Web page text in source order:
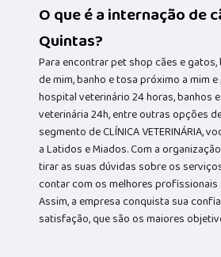
O que é a internação de
Quintas?
Para encontrar pet shop cães e
de mim, banho e tosa próximo a mim
hospital veterinário 24 horas, banhos
veterinária 24h, entre outras opções
segmento de CLÍNICA VETERINÁRIA,
a Latidos e Miados. Com a
tirar as suas dúvidas sobre os
contar com os melhores profissionais
Assim, a empresa conquista sua
satisfação, que são os maiores